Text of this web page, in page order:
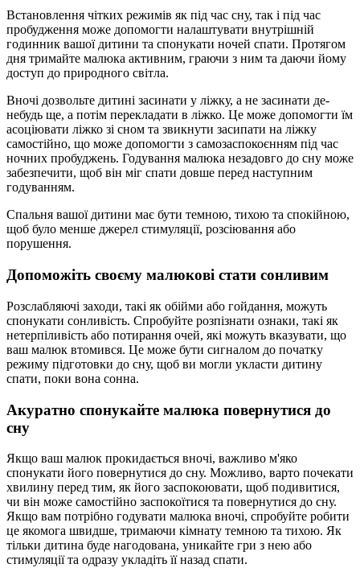
Встановлення чітких режимів як під час сну, так і під час
пробудження може допомогти налаштувати внутрішній
годинник вашої дитини та спонукати ночей спати. Протягом
дня тримайте малюка активним, граючи з ним та даючи йому
доступ до природного світла.
Вночі дозвольте дитині засинати у ліжку, а не засинати де-
небудь ще, а потім перекладати в ліжко. Це може допомогти їм
асоціювати ліжко зі сном та звикнути засипати на ліжку
самостійно, що може допомогти з самозаспокоєнням під час
ночних пробуджень. Годування малюка незадовго до сну може
забезпечити, щоб він міг спати довше перед наступним
годуванням.
Спальня вашої дитини має бути темною, тихою та спокійною,
щоб було менше джерел стимуляції, розсіювання або
порушення.
Допоможіть своєму малюкові стати сонливим
Розслабляючі заходи, такі як обійми або гойдання, можуть
спонукати сонливість. Спробуйте розпізнати ознаки, такі як
нетерпіливість або потирання очей, які можуть вказувати, що
ваш малюк втомився. Це може бути сигналом до початку
режиму підготовки до сну, щоб ви могли укласти дитину
спати, поки вона сонна.
Акуратно спонукайте малюка повернутися до
сну
Якщо ваш малюк прокидається вночі, важливо м'яко
спонукати його повернутися до сну. Можливо, варто почекати
хвилину перед тим, як його заспокоювати, щоб подивитися,
чи він може самостійно заспокоїтися та повернутися до сну.
Якщо вам потрібно годувати малюка вночі, спробуйте робити
це якомога швидше, тримаючи кімнату темною та тихою. Як
тільки дитина буде нагодована, уникайте гри з нею або
стимуляції та одразу укладіть її назад спати.